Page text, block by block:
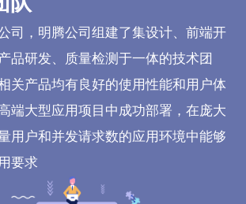
司，明腾公司组建了集设计、前端开
品研发、质量检测于一体的技术团
关产品均有良好的使用性能和用户体
端大型应用项目中成功部署，在庞大
用户和并发请求数的应用环境中能够
要求